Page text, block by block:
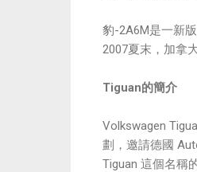
豹-2A6M是一新
2007夏末，加拿
Tiguan的簡介
Volkswagen
劃，邀請德國
Tiguan 這個名稱